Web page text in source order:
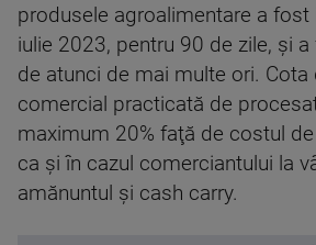
produsele agroalimentare a fost
iulie 2023, pentru 90 de zile, şi
de atunci de mai multe ori. Cota
comercial practicată de
maximum 20% faţă de costul
ca şi în cazul comerciantului la
amănuntul şi cash carry.